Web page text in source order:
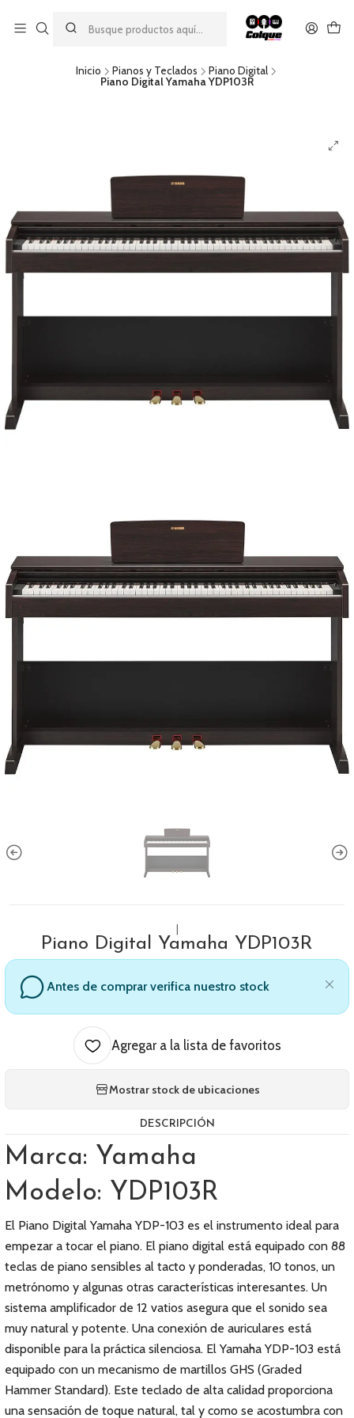
descuento por pago con transferencia bancaria
por una compra mínima de $49.990. Este descuento no es
acumulable a otras promociones ni aplicable a gastos de envío.
Inicio Pianos y Teclados
Piano Digital
Piano Digital Yamaha YDP103R
Piano Digital Yamaha YDP103R
Antes de comprar verifica nuestro stock
Agregar a la lista de favoritos
Mostrar stock de ubicaciones
DESCRIPCIÓN
Marca: Yamaha
Modelo: YDP103R
El Piano Digital Yamaha YDP-103 es el instrumento ideal para
empezar a tocar el piano. El piano digital está equipado con 88
teclas de piano sensibles al tacto y ponderadas, 10 tonos, un
metrónomo y algunas otras características interesantes. Un
sistema amplificador de 12 vatios asegura que el sonido sea
muy natural y potente. Una conexión de auriculares está
disponible para la práctica silenciosa. El Yamaha YDP-103 está
equipado con un mecanismo de martillos GHS (Graded
Hammer Standard). Este teclado de alta calidad proporciona
una sensación de toque natural, tal y como se acostumbra con